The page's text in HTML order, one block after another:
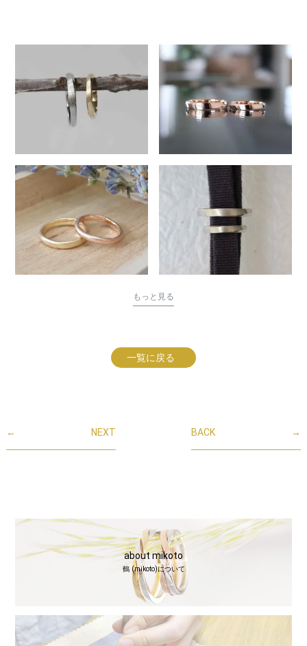
もっと見る
一覧に戻る
← NEXT →
BACK
about mikoto
鶴 (mikoto)について